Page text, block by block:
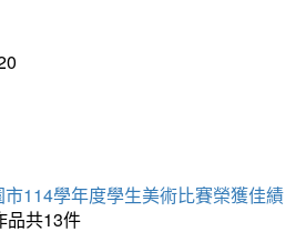
114學年度學生美術比賽榮獲佳績
品共13件